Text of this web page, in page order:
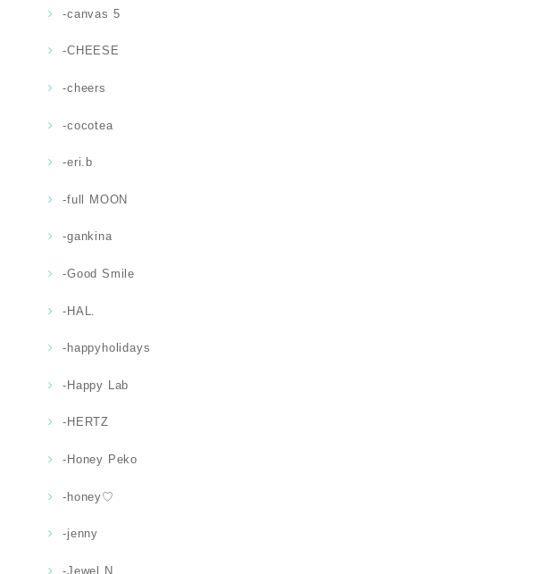
-canvas 5
-CHEESE
-cheers
-cocotea
-eri.b
-full MOON
-gankina
-Good Smile
-HAL.
-happyholidays
-Happy Lab
-HERTZ
-Honey Peko
-honey♡
-jenny
-Jewel.N